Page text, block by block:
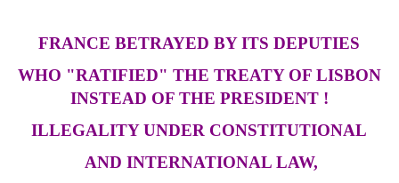
FRANCE BETRAYED BY ITS DEPUTIES
WHO "RATIFIED" THE TREATY OF LISBON
INSTEAD OF THE PRESIDENT !
ILLEGALITY UNDER CONSTITUTIONAL
AND INTERNATIONAL LAW,